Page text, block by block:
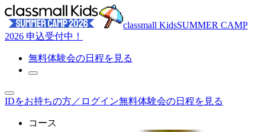
classmall KidsSUMMER CAMP
2026 申込受付中！
無料体験会の日程を見る
IDをお持ちの方／ログイン無料体験会の日程を見る
コース